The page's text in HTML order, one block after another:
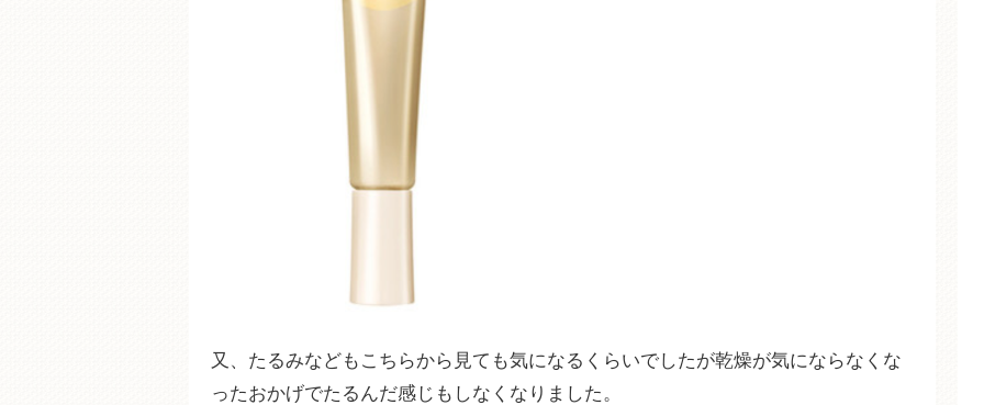
又、たるみなどもこちらから見ても気になるくらいでしたが乾燥が気にならなくな
ったおかげでたるんだ感じもしなくなりました。